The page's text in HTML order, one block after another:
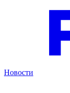
Новости